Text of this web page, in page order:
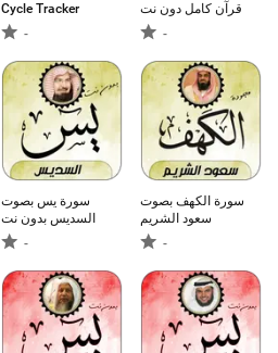
Cycle Tracker
-
قرآن كامل دون نت
-
سورة يس بصوت
السديس بدون نت
-
سورة الكهف بصوت
سعود الشريم
-